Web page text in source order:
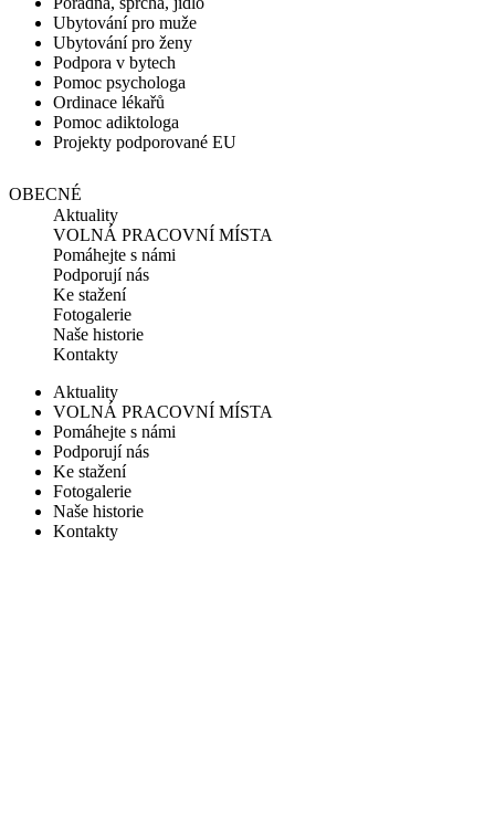
Ubytování pro muže
Ubytování pro ženy
Podpora v bytech
Pomoc psychologa
Ordinace lékařů
Pomoc adiktologa
Projekty podporované EU
OBECNÉ
Aktuality
VOLNÁ PRACOVNÍ MÍSTA
Pomáhejte s námi
Podporují nás
Ke stažení
Fotogalerie
Naše historie
Kontakty
Aktuality
VOLNÁ PRACOVNÍ MÍSTA
Pomáhejte s námi
Podporují nás
Ke stažení
Fotogalerie
Naše historie
Kontakty